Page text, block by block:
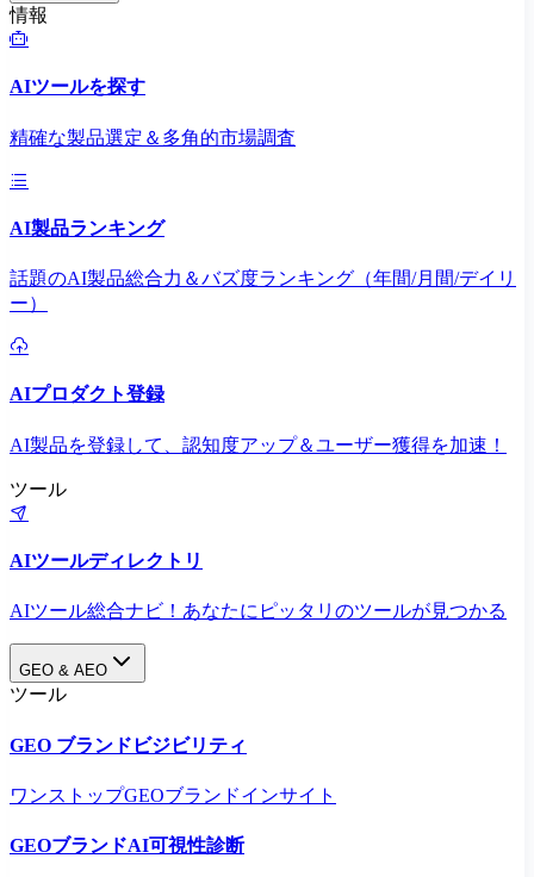
情報
AIツールを探す
精確な製品選定＆多角的市場調査
AI製品ランキング
話題のAI製品総合力＆バズ度ランキング（年間/月間/デイリ
ー）
AIプロダクト登録
AI製品を登録して、認知度アップ＆ユーザー獲得を加速！
ツール
AIツールディレクトリ
AIツール総合ナビ！あなたにピッタリのツールが見つかる
GEO & AEO
ツール
GEO ブランドビジビリティ
ワンストップGEOブランドインサイト
GEOブランドAI可視性診断